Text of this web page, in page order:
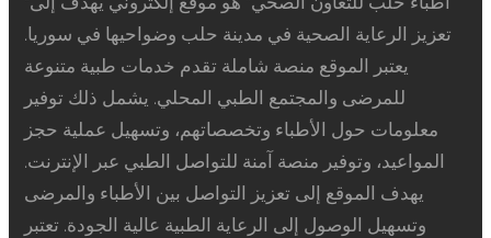
تعزيز الرعاية الصحية في مدينة حلب وضواحيها في سوريا.
يعتبر الموقع منصة شاملة تقدم خدمات طبية متنوعة
للمرضى والمجتمع الطبي المحلي. يشمل ذلك توفير
معلومات حول الأطباء وتخصصاتهم، وتسهيل عملية حجز
المواعيد، وتوفير منصة آمنة للتواصل الطبي عبر الإنترنت.
يهدف الموقع إلى تعزيز التواصل بين الأطباء والمرضى
وتسهيل الوصول إلى الرعاية الطبية عالية الجودة. تعتبر